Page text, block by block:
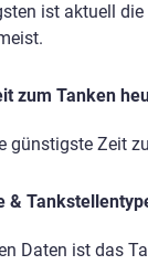
ist aktuell die
zum Tanken
günstigste Zeit
&
Daten ist das